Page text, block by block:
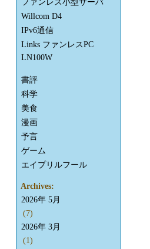
ファンレス小型サーバ
Willcom D4
IPv6通信
Links ファンレスPC
LN100W
書評
科学
美食
漫画
予言
ゲーム
エイプリルフール
Archives:
2026年 5月
(7)
2026年 3月
(1)